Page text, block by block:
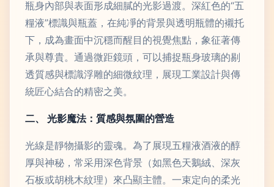
瓶身內部與表面形成細膩的光影過渡。深紅色的“五
糧液”標識與瓶蓋，在純凈的背景與透明瓶體的襯托
下，成為畫面中沉穩而醒目的視覺焦點，象征著傳
承與尊貴。通過微距鏡頭，可以捕捉瓶身玻璃的剔
透質感與標識浮雕的細微紋理，展現工業設計與傳
統匠心結合的精密之美。
二、 光影魔法：質感與氛圍的營造
光線是靜物攝影的靈魂。為了展現五糧液酒液的醇
厚與神秘，常采用深色背景（如黑色天鵝絨、深灰
石板或胡桃木紋理）來凸顯主體。一束定向的柔光